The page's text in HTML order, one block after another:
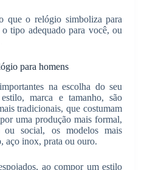
que o relógio simboliza para
tipo adequado para você, ou
para homens
na escolha do seu
marca e tamanho, são
tradicionais, que costumam
uma produção mais formal,
social, os modelos mais
aço inox, prata ou ouro.
ao compor um estilo